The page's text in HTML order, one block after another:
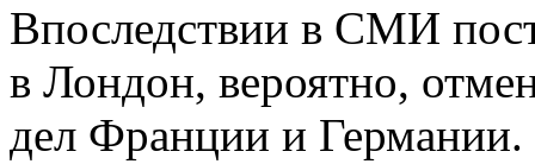
Впоследствии в СМИ
в Лондон, вероятно,
дел Франции и Германии.